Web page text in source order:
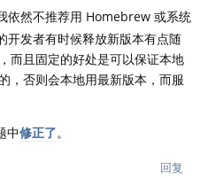
依然不推荐用 Homebrew 或系统
开发者有时候释放新版本有点随
而且固定的好处是可以保证本地
，否则会本地用最新版本，而服
中修正了。
回复